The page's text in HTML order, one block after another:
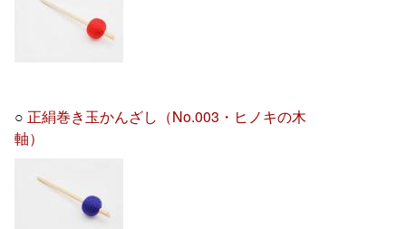
○ 正絹巻き玉かんざし（No.003・ヒノキの木
軸）